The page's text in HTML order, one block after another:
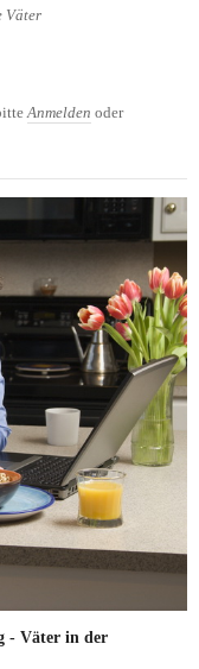
Väter
als Väter
Anmelden oder
- Väter in der